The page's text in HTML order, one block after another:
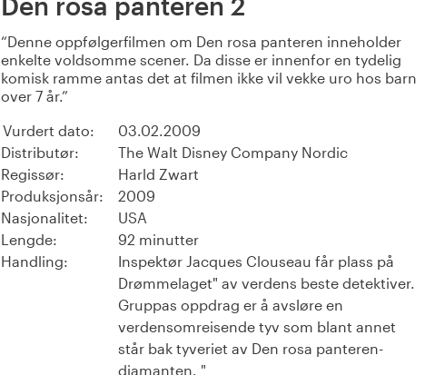
Denne oppfølgerfilmen om Den rosa panteren inneholder
enkelte voldsomme scener. Da disse er innenfor en tydelig
komisk ramme antas det at filmen ikke vil vekke uro hos barn
over 7 år.
Vurdert dato:
03.02.2009
Distributør:
The Walt Disney Company Nordic
Regissør:
Harld Zwart
Produksjonsår:
2009
Nasjonalitet:
USA
Lengde:
92 minutter
Handling:
Inspektør Jacques Clouseau får plass på
Drømmelaget" av verdens beste detektiver.
Gruppas oppdrag er å avsløre en
verdensomreisende tyv som blant annet
står bak tyveriet av Den rosa panteren-
diamanten. "